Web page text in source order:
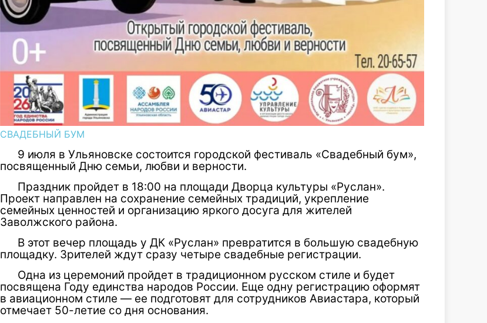
СВАДЕБНЫЙ БУМ
9 июля в Ульяновске состоится городской фестиваль «Свадебный бум»,
посвященный Дню семьи, любви и верности.
Праздник пройдет в 18:00 на площади Дворца культуры «Руслан».
Проект направлен на сохранение семейных традиций, укрепление
семейных ценностей и организацию яркого досуга для жителей
Заволжского района.
В этот вечер площадь у ДК «Руслан» превратится в большую свадебную
площадку. Зрителей ждут сразу четыре свадебные регистрации.
Одна из церемоний пройдет в традиционном русском стиле и будет
посвящена Году единства народов России. Еще одну регистрацию оформят
в авиационном стиле — ее подготовят для сотрудников Авиастара, который
отмечает 50-летие со дня основания.